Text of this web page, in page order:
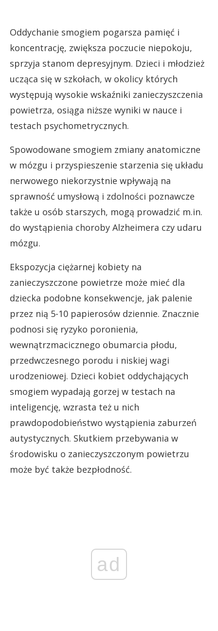
Oddychanie smogiem pogarsza pamięć i
koncentrację, zwiększa poczucie niepokoju,
sprzyja stanom depresyjnym. Dzieci i młodzież
ucząca się w szkołach, w okolicy których
występują wysokie wskaźniki zanieczyszczenia
powietrza, osiąga niższe wyniki w nauce i
testach psychometrycznych.
Spowodowane smogiem zmiany anatomiczne
w mózgu i przyspieszenie starzenia się układu
nerwowego niekorzystnie wpływają na
sprawność umysłową i zdolności poznawcze
także u osób starszych, mogą prowadzić m.in.
do wystąpienia choroby Alzheimera czy udaru
mózgu.
Ekspozycja ciężarnej kobiety na
zanieczyszczone powietrze może mieć dla
dziecka podobne konsekwencje, jak palenie
przez nią 5-10 papierosów dziennie. Znacznie
podnosi się ryzyko poronienia,
wewnątrzmacicznego obumarcia płodu,
przedwczesnego porodu i niskiej wagi
urodzeniowej. Dzieci kobiet oddychających
smogiem wypadają gorzej w testach na
inteligencję, wzrasta też u nich
prawdopodobieństwo wystąpienia zaburzeń
autystycznych. Skutkiem przebywania w
środowisku o zanieczyszczonym powietrzu
może być także bezpłodność.
ad